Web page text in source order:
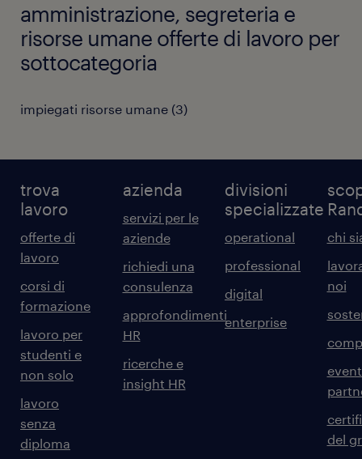
amministrazione, segreteria e
risorse umane offerte di lavoro per
sottocategoria
impiegati risorse umane (3)
trova
lavoro
offerte di
lavoro
corsi di
formazione
lavoro per
studenti e
non solo
lavoro
senza
diploma
azienda
servizi per le
aziende
richiedi una
consulenza
approfondimenti
HR
ricerche e
insight HR
divisioni
specializzate
operational
professional
digital
enterprise
chi
noi
del